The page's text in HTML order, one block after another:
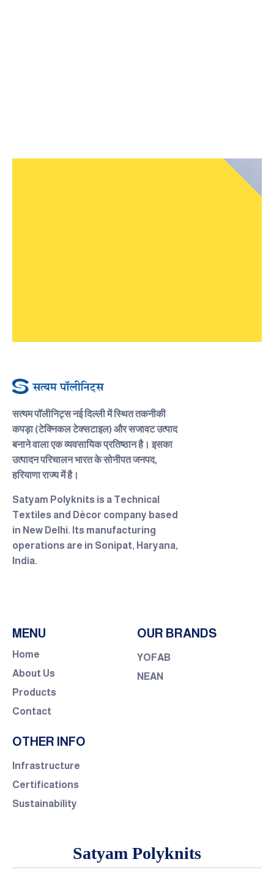
सत्यम पॉलीनिट्सनई दिल्ली में स्थित तकनीकी
कपड़ा (टेक्निकल टेक्सटाइल) और सजावट उत्पाद
बनाने वाला एक व्यवसायिक प्रतिष्ठान है। इसका
उत्पादन परिचालन भारत के सोनीपत जनपद,
हरियाणा राज्य में है।
Satyam Polyknits is a Technical
Textiles and Dècor company based
in New Delhi. Its manufacturing
operations are in Sonipat, Haryana,
India.
MENU
Home
About Us
Products
Contact
OUR BRANDS
YOFAB
NEAN
OTHER INFO
Infrastructure
Certifications
Sustainability
Satyam Polyknits